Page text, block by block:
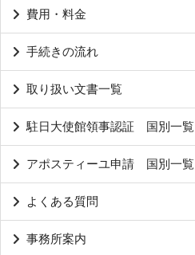
費用・料金
手続きの流れ
取り扱い文書一覧
駐日大使館領事認証 国別一覧
アポスティーユ申請 国別一覧
よくある質問
事務所案内